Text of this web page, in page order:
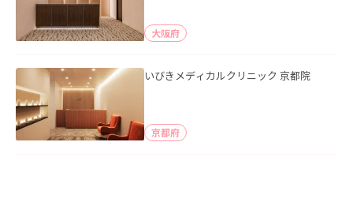
大阪府
いびきメディカルクリニック 京都院
京都府